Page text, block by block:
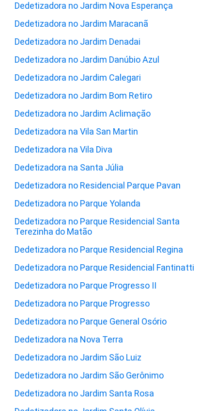
Dedetizadora no Jardim Nova Esperança
Dedetizadora no Jardim Maracanã
Dedetizadora no Jardim Denadai
Dedetizadora no Jardim Danúbio Azul
Dedetizadora no Jardim Calegari
Dedetizadora no Jardim Bom Retiro
Dedetizadora no Jardim Aclimação
Dedetizadora na Vila San Martin
Dedetizadora na Vila Diva
Dedetizadora na Santa Júlia
Dedetizadora no Residencial Parque Pavan
Dedetizadora no Parque Yolanda
Dedetizadora no Parque Residencial Santa
Terezinha do Matão
Dedetizadora no Parque Residencial Regina
Dedetizadora no Parque Residencial Fantinatti
Dedetizadora no Parque Progresso II
Dedetizadora no Parque Progresso
Dedetizadora no Parque General Osório
Dedetizadora na Nova Terra
Dedetizadora no Jardim São Luiz
Dedetizadora no Jardim São Gerônimo
Dedetizadora no Jardim Santa Rosa